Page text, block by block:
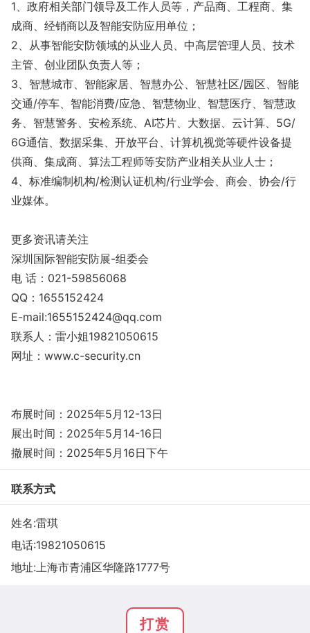
1、政府相关部门领导及工作人员等，产品商、工程商、集
成商、经销商以及智能安防应用单位；
2、从事智能安防领域的从业人员、中高层管理人员、技术
主管、创业团队负责人等；
3、智慧城市、智能家居、智慧办公、智慧社区/园区、智能
交通/停车、智能消费/应急、智慧物业、智慧医疗、智慧政
务、智慧警务、安检系统、AI芯片、大数据、云计算、5G/
6G通信、数据采集、开放平台、计算机视觉等硬件设备提
供商、集成商、算法工程师等安防产业相关从业人士；
4、标准编制机构/检测认证机构/行业学会、商会、协会/行
业媒体。
更多资讯请关注
深圳国际智能安防展-组委会
电 话：021-59856068
QQ：1655152424
E-mail:1655152424@qq.com
联系人：雷小姐19821050615
网址：www.c-security.cn
布展时间：2025年5月12-13日
展出时间：2025年5月14-16日
撤展时间：2025年5月16日下午
联系方式
姓名:雷琪
电话:19821050615
地址:上海市青浦区华隆路1777号
打赏